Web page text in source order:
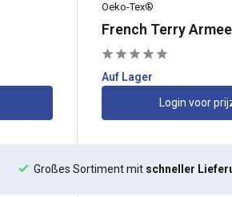
Oeko-Tex®
French Terry
Auf Lager
Login voor
Großes Sortiment mit schneller